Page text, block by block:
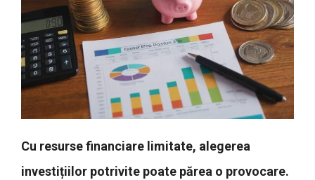
Cu resurse financiare limitate, alegerea
investițiilor potrivite poate părea o provocare.